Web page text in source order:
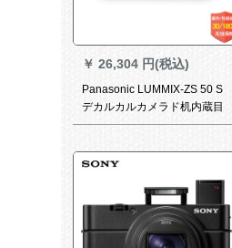
￥ 26,304 円(税込)
Panasonic LUMMIX-ZS 50 S
デカルカルカメラド机内蔵目
センセ-ブレック